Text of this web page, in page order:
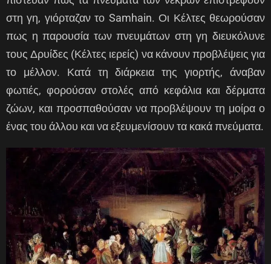
στη γη, γιόρταζαν το Samhain. Οι Κέλτες θεωρούσαν
πως η παρουσία των πνευμάτων στη γη διευκόλυνε
τους Δρυίδες (Κέλτες ιερείς) να κάνουν προβλέψεις για
το μέλλον. Κατά τη διάρκεια της γιορτής, άναβαν
φωτιές, φορούσαν στολές από κεφάλια και δέρματα
ζώων, και προσπαθούσαν να προβλέψουν τη μοίρα ο
ένας του άλλου και να εξευμενίσουν τα κακά πνεύματα.